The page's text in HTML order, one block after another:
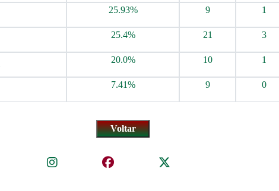
25.93% 9 1
25.4% 21 3
20.0% 10 1
7.41% 9 0